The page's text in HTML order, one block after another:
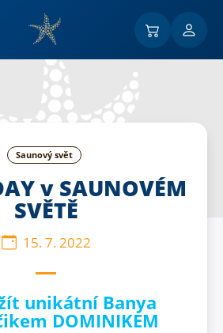
Saunový svět
v SAUNOVÉM
SVĚTĚ
15. 7. 2022
unikátní Banya
DOMINIKEM